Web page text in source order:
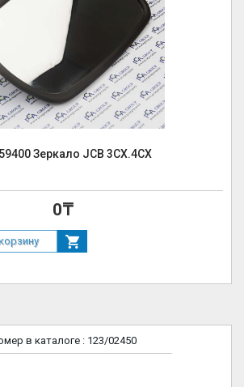
Зеркало JCB 3CX.4CX
0₸
в каталоге : 123/02450